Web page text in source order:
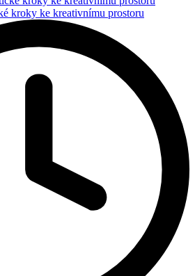
kroky ke kreativnímu prostoru